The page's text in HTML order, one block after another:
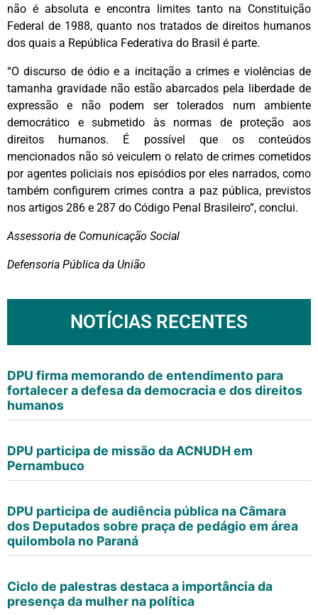
não é absoluta e encontra limites tanto na Constituição
Federal de 1988, quanto nos tratados de direitos humanos
dos quais a República Federativa do Brasil é parte.
“O discurso de ódio e a incitação a crimes e violências de
tamanha gravidade não estão abarcados pela liberdade de
expressão e não podem ser tolerados num ambiente
democrático e submetido às normas de proteção aos
direitos humanos. É possível que os conteúdos
mencionados não só veiculem o relato de crimes cometidos
por agentes policiais nos episódios por eles narrados, como
também configurem crimes contra a paz pública, previstos
nos artigos 286 e 287 do Código Penal Brasileiro”, conclui.
Assessoria de Comunicação Social
Defensoria Pública da União
NOTÍCIAS RECENTES
DPU firma memorando de entendimento para
fortalecer a defesa da democracia e dos direitos
humanos
DPU participa de missão da ACNUDH em
Pernambuco
DPU participa de audiência pública na Câmara
dos Deputados sobre praça de pedágio em área
quilombola no Paraná
Ciclo de palestras destaca a importância da
presença da mulher na política